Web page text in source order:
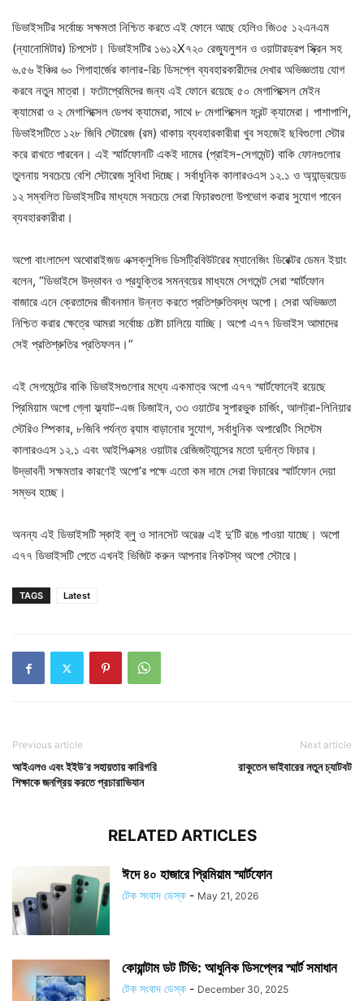
ডিভাইসটির সর্বোচ্চ সক্ষমতা নিশ্চিত করতে এই ফোনে আছে হেলিও জি৩৫ ১২এনএম
(ন্যানোমিটার) চিপসেট। ডিভাইসটির ১৬১২X৭২০ রেজ্যুলুশন ও ওয়াটারড্রপ স্ক্রিন সহ
৬.৫৬ ইঞ্চির ৬০ গিগাহার্জের কালার-রিচ ডিসপ্লে ব্যবহারকারীদের দেখার অভিজ্ঞতায় যোগ
করবে নতুন মাত্রা। ফটোপ্রেমিদের জন্য এই ফোনে রয়েছে ৫০ মেগাপিক্সেল মেইন
ক্যামেরা ও ২ মেগাপিক্সেল ডেপথ ক্যামেরা, সাথে ৮ মেগাপিক্সেল ফ্রন্ট ক্যামেরা। পাশাপাশি,
ডিভাইসটিতে ১২৮ জিবি স্টোরেজ (রম) থাকায় ব্যবহারকারীরা খুব সহজেই ছবিগুলো স্টোর
করে রাখতে পারবেন। এই স্মার্টফোনটি একই দামের (প্রাইস-সেগমেন্ট) বাকি ফোনগুলোর
তুলনায় সবচেয়ে বেশি স্টোরেজ সুবিধা দিচ্ছে। সর্বাধুনিক কালারওএস ১২.১ ও অ্যান্ড্রয়েড
১২ সম্বলিত ডিভাইসটির মাধ্যমে সবচেয়ে সেরা ফিচারগুলো উপভোগ করার সুযোগ পাবেন
ব্যবহারকারীরা।
অপো বাংলাদেশ অথোরাইজড এক্সক্লুসিভ ডিসট্রিবিউটরের ম্যানেজিং ডিরেক্টর ডেমন ইয়াং
বলেন, “ডিভাইসে উদ্ভাবন ও প্রযুক্তির সমন্বয়ের মাধ্যমে সেগমেন্ট সেরা স্মার্টফোন
বাজারে এনে ক্রেতাদের জীবনমান উন্নত করতে প্রতিশ্রুতিবদ্ধ অপো। সেরা অভিজ্ঞতা
নিশ্চিত করার ক্ষেত্রে আমরা সর্বোচ্চ চেষ্টা চালিয়ে যাচ্ছি। অপো এ৭৭ ডিভাইস আমাদের
সেই প্রতিশ্রুতির প্রতিফলন।”
এই সেগমেন্টের বাকি ডিভাইসগুলোর মধ্যে একমাত্র অপো এ৭৭ স্মার্টফোনেই রয়েছে
প্রিমিয়াম অপো গ্লো ফ্ল্যাট-এজ ডিজাইন, ৩৩ ওয়াটের সুপারভুক চার্জিং, আলট্রা-লিনিয়ার
স্টেরিও স্পিকার, ৮জিবি পর্যন্ত র‍্যাম বাড়ানোর সুযোগ, সর্বাধুনিক অপারেটিং সিস্টেম
কালারওএস ১২.১ এবং আইপিএক্স৪ ওয়াটার রেজিজট্যান্সের মতো দুর্দান্ত ফিচার।
উদ্ভাবনী সক্ষমতার কারণেই অপো’র পক্ষে এতো কম দামে সেরা ফিচারের স্মার্টফোন দেয়া
সম্ভব হচ্ছে।
অনন্য এই ডিভাইসটি স্কাই ব্লু ও সানসেট অরেঞ্জ এই দু’টি রঙে পাওয়া যাচ্ছে। অপো
এ৭৭ ডিভাইসটি পেতে এখনই ভিজিট করুন আপনার নিকটস্থ অপো স্টোরে।
TAGS Latest
Previous article
আইএলও এবং ইইউ’র সহায়তায় কারিগরি
শিক্ষাকে জনপ্রিয় করতে প্রচারাভিযান
Next article
রাকুতেন ভাইবারের নতুন চ্যাটবট
RELATED ARTICLES
ঈদে ৪০ হাজারে প্রিমিয়াম স্মার্টফোন
টেক সংবাদ ডেস্ক - May 21, 2026
কোয়ান্টাম ডট টিভি: আধুনিক ডিসপ্লের স্মার্ট সমাধান
টেক সংবাদ ডেস্ক - December 30, 2025